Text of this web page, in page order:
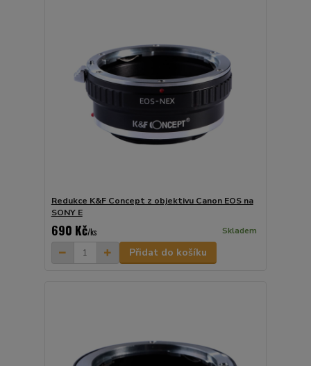
Redukce K&F Concept z objektivu Canon EOS na
SONY E
690 Kč/ks Skladem
Přidat do košíku